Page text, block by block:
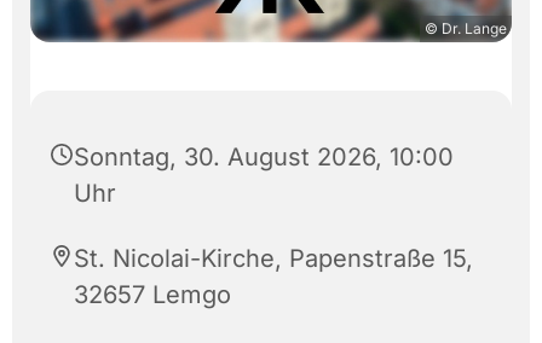
© Dr. Lange
Sonntag, 30. August 2026, 10:00
Uhr
St. Nicolai-Kirche, Papenstraße 15,
32657 Lemgo